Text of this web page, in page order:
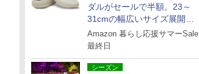
ダルがセールで半額。23～
31cmの幅広いサイズ展開、
独自のクッション素材を採用
Amazon 暮らし応援サマーSale
最終日
シーズン